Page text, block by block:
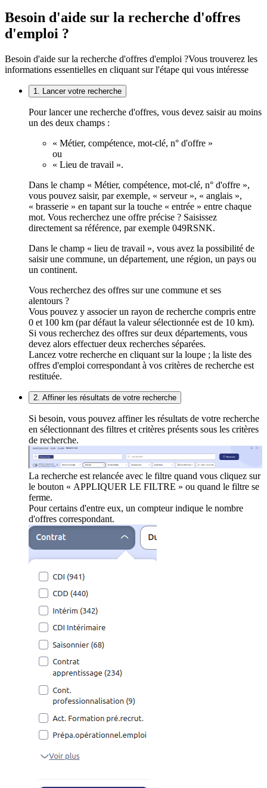
Besoin d'aide sur la recherche d'offres
d'emploi ?
Besoin d'aide sur la recherche d'offres d'emploi ?Vous trouverez les
informations essentielles en cliquant sur l'étape qui vous intéresse
1. Lancer votre recherche
Pour lancer une recherche d'offres, vous devez saisir au moins
un des deux champs :
« Métier, compétence, mot-clé, n° d'offre »
ou
« Lieu de travail ».
Dans le champ « Métier, compétence, mot-clé, n° d'offre »,
vous pouvez saisir, par exemple, « serveur », « anglais »,
« brasserie » en tapant sur la touche « entrée » entre chaque
mot. Vous recherchez une offre précise ? Saisissez
directement sa référence, par exemple 049RSNK.
Dans le champ « lieu de travail », vous avez la possibilité de
saisir une commune, un département, une région, un pays ou
un continent.
Vous recherchez des offres sur une commune et ses
alentours ?
Vous pouvez y associer un rayon de recherche compris entre
0 et 100 km (par défaut la valeur sélectionnée est de 10 km).
Si vous recherchez des offres sur deux départements, vous
devez alors effectuer deux recherches séparées.
Lancez votre recherche en cliquant sur la loupe ; la liste des
offres d'emploi correspondant à vos critères de recherche est
restituée.
2. Affiner les résultats de votre recherche
Si besoin, vous pouvez affiner les résultats de votre recherche
en sélectionnant des filtres et critères présents sous les critères
de recherche.
La recherche est relancée avec le filtre quand vous cliquez sur
le bouton « APPLIQUER LE FILTRE » ou quand le filtre se
ferme.
Pour certains d'entre eux, un compteur indique le nombre
d'offres correspondant.